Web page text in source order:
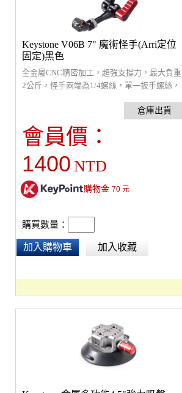
Keystone V06B 7" 魔術怪手(Arri定位
固定)黑色
全金屬CNC精密加工，超強支撐力，最大負重
2公斤，怪手兩端為1/4螺絲，單一扳手螺絲，
的1/4"迫緊螺絲，除了用手擰緊外，也可用內
附的六角板手插入迫緊，且左右有Arri 定位
栓，可確保不會鬆脫搖動。
會員價：
1400 NTD
購物金 70元
購買數量：
加入購物車 加入收藏